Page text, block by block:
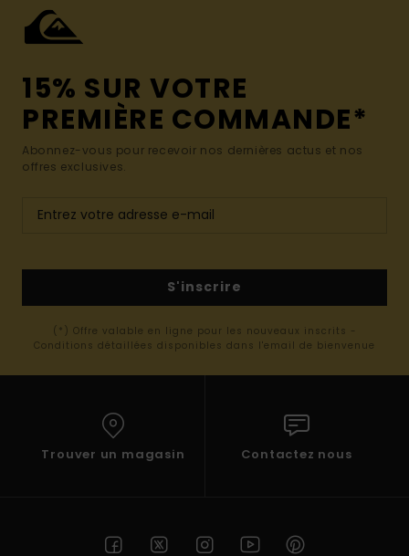
15% SUR VOTRE
PREMIÈRE COMMANDE*
Abonnez-vous pour recevoir nos dernières actus et nos
offres exclusives.
S'inscrire
(*) Offre valable en ligne pour les nouveaux inscrits -
Conditions détaillées disponibles dans l'email de bienvenue
Trouver un magasin Contactez nous